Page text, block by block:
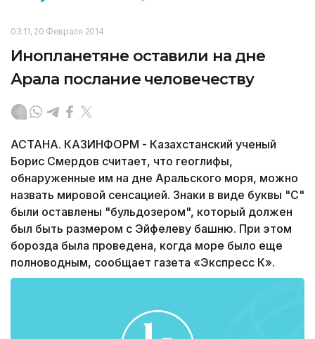
03:11, 20 Февраля 2014
Инопланетяне оставили на дне
Арала послание человечеству
АСТАНА. КАЗИНФОРМ - Казахстанский ученый
Борис Смердов считает, что геоглифы,
обнаруженные им на дне Аральского моря, можно
назвать мировой сенсацией. Знаки в виде буквы "С"
были оставлены "бульдозером", который должен
был быть размером с Эйфелеву башню. При этом
борозда была проведена, когда море было еще
полноводным, сообщает газета «Экспресс К».